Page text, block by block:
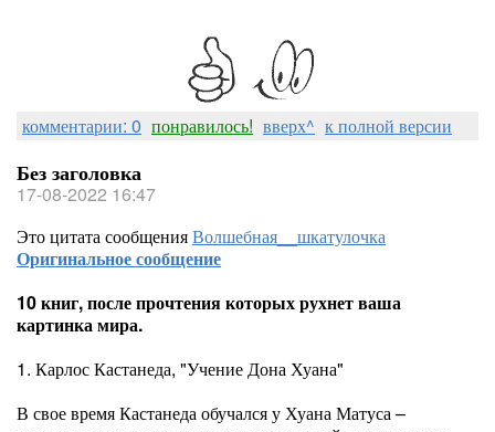
комментарии: 0 понравилось! вверх^ к полной версии
Без заголовка
17-08-2022 16:47
Это цитата сообщенияВолшебная__шкатулочка
Оригинальное сообщение
10 книг, после прочтения которых рухнет ваша
картинка мира.
1. Карлос Кастанеда, "Учение Дона Хуана"
В свое время Кастанеда обучался у Хуана Матуса –